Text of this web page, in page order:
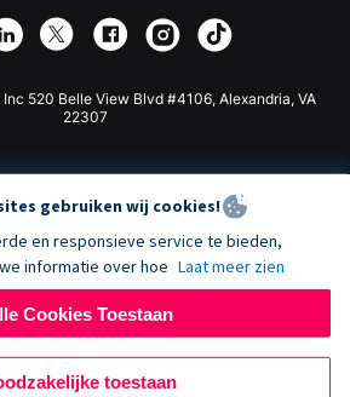
520 Belle View Blvd #4106, Alexandria, VA
22307
gebruiken wij cookies!
en responsieve service te bieden,
informatie over hoe Laat meer zien
Cookies Toestaan
toestaan